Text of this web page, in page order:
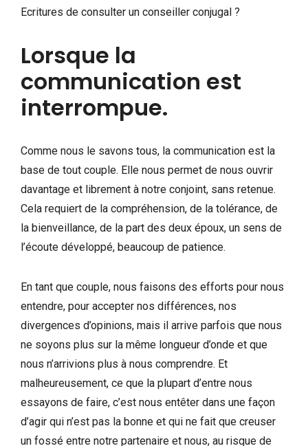
Ecritures de consulter un conseiller conjugal ?
Lorsque la
communication est
interrompue.
Comme nous le savons tous, la communication est la
base de tout couple. Elle nous permet de nous ouvrir
davantage et librement à notre conjoint, sans retenue.
Cela requiert de la compréhension, de la tolérance, de
la bienveillance, de la part des deux époux, un sens de
l’écoute développé, beaucoup de patience.
En tant que couple, nous faisons des efforts pour nous
entendre, pour accepter nos différences, nos
divergences d’opinions, mais il arrive parfois que nous
ne soyons plus sur la même longueur d’onde et que
nous n’arrivions plus à nous comprendre. Et
malheureusement, ce que la plupart d’entre nous
essayons de faire, c’est nous entêter dans une façon
d’agir qui n’est pas la bonne et qui ne fait que creuser
un fossé entre notre partenaire et nous, au risque de